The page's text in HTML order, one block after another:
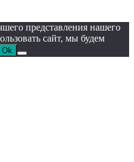
представления нашего
сайт, мы будем
Ok